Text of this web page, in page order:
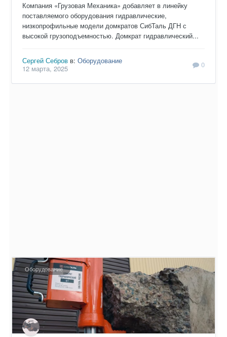
Компания «Грузовая Механика» добавляет в линейку
поставляемого оборудования гидравлические,
низкопрофильные модели домкратов СибТаль ДГН с
высокой грузоподъемностью. Домкрат гидравлический...
Сергей Себров в: Оборудование
12 марта, 2025
0
Оборудование